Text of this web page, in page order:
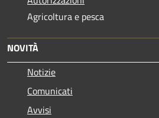
Agricoltura e pesca
NOVITÀ
Notizie
Comunicati
Avvisi